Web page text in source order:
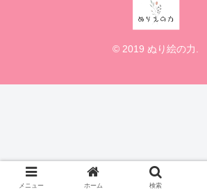
© 2019 ぬり絵の力.
メニュー ホーム 検索